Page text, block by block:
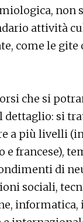
non
attività
come le gite
che si
dettaglio: si
a più livelli
e francese),
di
sociali,
informatica,